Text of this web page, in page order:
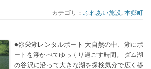
カテゴリ：ふれあい施設,本郷町
●弥栄湖レンタルボート 大自然の中、湖にボ
ートを浮かべてゆっくり過ごす時間。 ダム湖
の谷沢に沿って大きな湖を探検気分で広く移